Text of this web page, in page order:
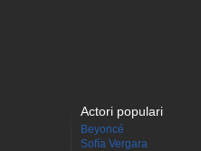
Actori populari
Beyoncé
Sofía Vergara